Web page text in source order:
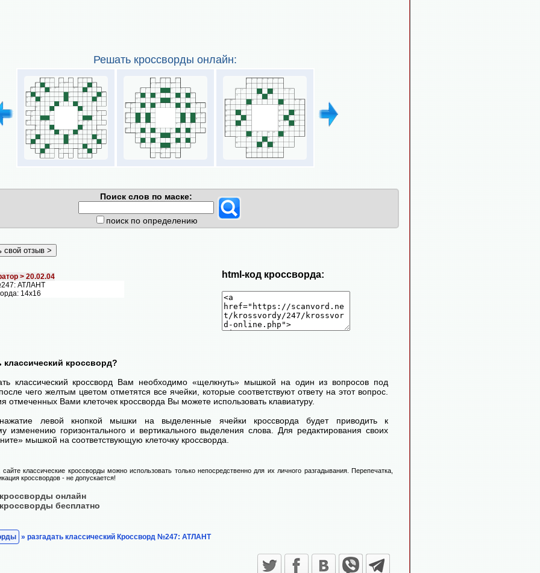
Решать кроссворды онлайн:
Поиск слов по маске:
поиск по определению
> 20.02.04
АТЛАНТ
14х16
html-код кроссворда:
классический кроссворд?
классический кроссворд Вам необходимо «щелкнуть» мышкой на один из вопросов под
чего желтым цветом отметятся все ячейки, которые соответствуют ответу на этот вопрос.
отмеченных Вами клеточек кроссворда Вы можете использовать клавиатуру.
левой кнопкой мышки на выделенные ячейки кроссворда будет приводить к
изменению горизонтального и вертикального выделения слова. Для редактирования своих
мышкой на соответствующую клеточку кроссворда.
классические кроссворды можно использовать только непосредственно для их личного разгадывания. Перепечатка,
кроссвордов - не допускается!
онлайн
бесплатно
» разгадать классический Кроссворд №247: АТЛАНТ